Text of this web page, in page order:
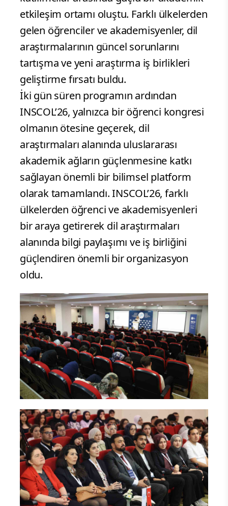
etkileşim ortamı oluştu. Farklı ülkelerden
gelen öğrenciler ve akademisyenler, dil
araştırmalarının güncel sorunlarını
tartışma ve yeni araştırma iş birlikleri
geliştirme fırsatı buldu.
İki gün süren programın ardından
INSCOL’26, yalnızca bir öğrenci kongresi
olmanın ötesine geçerek, dil
araştırmaları alanında uluslararası
akademik ağların güçlenmesine katkı
sağlayan önemli bir bilimsel platform
olarak tamamlandı. INSCOL’26, farklı
ülkelerden öğrenci ve akademisyenleri
bir araya getirerek dil araştırmaları
alanında bilgi paylaşımı ve iş birliğini
güçlendiren önemli bir organizasyon
oldu.